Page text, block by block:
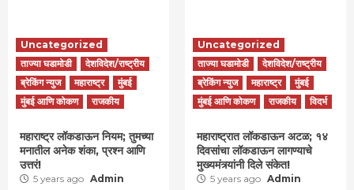
Uncategorized
ताज्या घडामोडी
देशविदेश/राष्ट्रीय
ब्रेकिंग न्युज
महाराष्ट्र
मुंबई
मुंबई आणि कोकण
राजकीय
महाराष्ट्र लॉकडाऊन नियम; तुमच्या
मनातील अनेक शंका, प्रश्न आणि
उत्तरं!
5 years ago Admin
Uncategorized
ताज्या घडामोडी
देशविदेश/राष्ट्रीय
ब्रेकिंग न्युज
महाराष्ट्र
मुंबई
मुंबई आणि कोकण
राजकीय विदर्भ
महाराष्ट्रात लॉकडाऊन अटळ; १४
दिवसांचा लॉकडाऊन लागण्याचे
मुख्यमंत्र्यांनी दिले संकेत!
5 years ago Admin